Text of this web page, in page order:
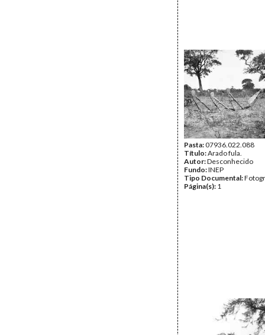
Pasta:07936.022.088
Título:Arado fula.
Autor:Desconhecido
Fundo:INEP
Tipo Documental:
Página(s): 1